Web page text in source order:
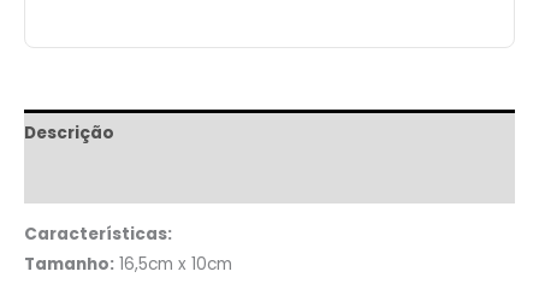
Descrição
Características:
Tamanho: 16,5cm x 10cm